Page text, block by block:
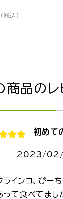
税込)
商品のレ
初めて
2023/
ラインコ、ぴー
って食べてまし